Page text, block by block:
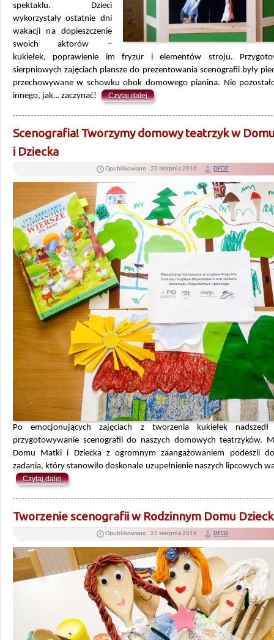
spektaklu. Dzieci
wykorzystały ostatnie dni
wakacji na dopieszczenie
swoich aktorów –
kukiełek, poprawienie im fryzur i elementów stroju.
sierpniowych zajęciach plansze do prezentowania scenografii były
przechowywane w schowku obok domowego pianina. Nie
innego, jak… zaczynać!
Czytaj dalej
Scenografia! Tworzymy domowy teatrzyk w
i Dziecka
Opublikowano 23 sierpnia 2016 DFOZ
Po emocjonujących zajęciach z tworzenia kukiełek
przygotowywanie scenografii do naszych domowych teatrzyków.
Domu Matki i Dziecka z ogromnym zaangażowaniem podeszli
zadania, który stanowiło doskonałe uzupełnienie naszych lipcowych
Czytaj dalej
Tworzenie scenografii w Rodzinnym Domu
Opublikowano 23 sierpnia 2016 DFOZ